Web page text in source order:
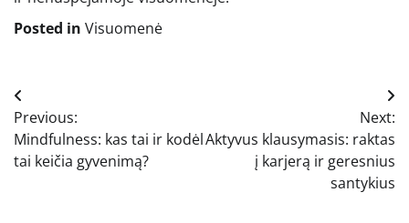
Posted in Visuomenė
Navigacija
tarp
įrašų
Previous:
Mindfulness: kas tai ir kodėl
tai keičia gyvenimą?
Next:
Aktyvus klausymasis: raktas
į karjerą ir geresnius
santykius